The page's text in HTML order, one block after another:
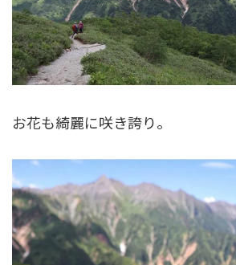
お花も綺麗に咲き誇り。